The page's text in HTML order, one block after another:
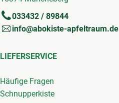
033432 / 89844
info@abokiste-apfeltraum.de
LIEFERSERVICE
Häufige Fragen
Schnupperkiste